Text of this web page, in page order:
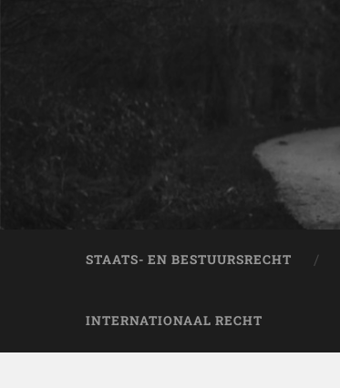
STAATS- EN BESTUURSRECHT
INTERNATIONAAL RECHT